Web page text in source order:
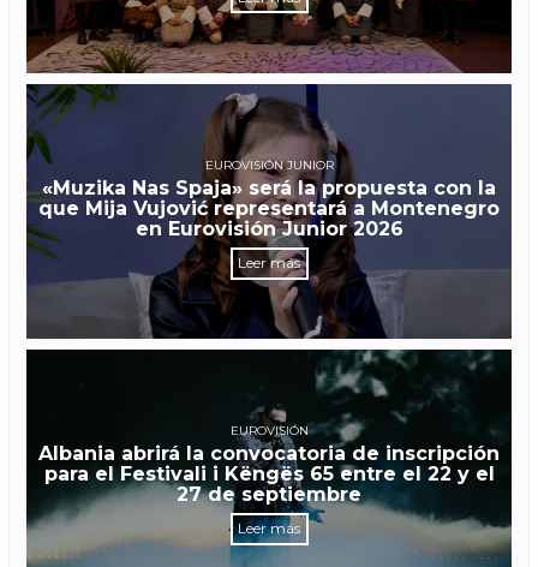
EUROVISIÓN JUNIOR
«Muzika Nas Spaja» será la propuesta con la
que Mija Vujović representará a Montenegro
en Eurovisión Junior 2026
Leer más
EUROVISIÓN
Albania abrirá la convocatoria de inscripción
para el Festivali i Këngës 65 entre el 22 y el
27 de septiembre
Leer más